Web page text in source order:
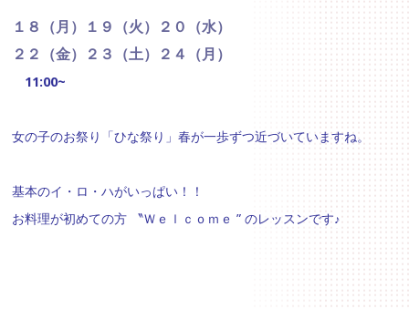
１８（月）１９（火）２０ （水）
２２（金） ２３（土）２４（月）
11:00~
女の子のお祭り「ひな祭り」 春が一歩ずつ近づいていますね。
基本のイ・ロ・ハがいっぱい！！
お料理が初めての方 〝Ｗｅｌｃｏｍｅ ” のレッスンです♪